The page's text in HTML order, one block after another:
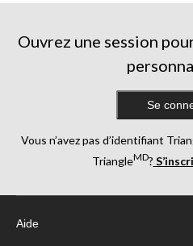
Ouvrez une session
Se
Vous n’avez pas d’identifiant
TriangleMD?
Aide